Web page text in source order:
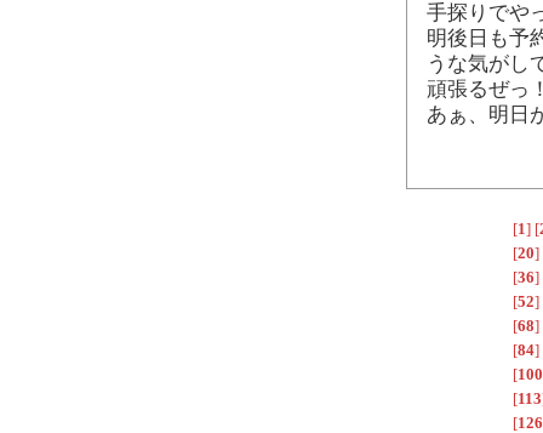
手探りでや
明後日も予
うな気がし
頑張るぜっ
あぁ、明日
[1] [
[20]
[36]
[52]
[68]
[84]
[100
[113
[126